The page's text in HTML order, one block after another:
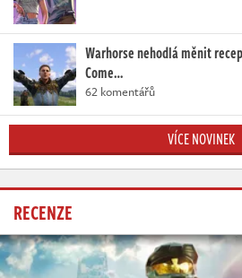
Warhorse nehodlá měnit
Come…
62 komentářů
VÍCE NOVINEK
RECENZE